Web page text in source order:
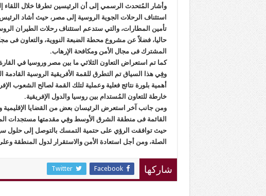
وأشار المُتحدث الرسمي إلى أن الرئيسين تطرقا خلال اللقاء
استئناف الرحلات الجوية الروسية إلى مصر، حيث أشاد
تأمين المطارات، والتي ستدعم استئناف رحلات الطيران
حاليا، فضلاً عن مشروع محطة الضبعة النووية، والتعاون فى
المشترك فى مجال الأمن ومكافحة الإرهاب.
كما تم استعراض التعاون الثلاثي ما بين مصر وروسيا في
وفِي هذا السياق تم التطرق للقمة الأفريقية الروسية
أهمية بلورة نتائج فعلية وعملية لتلك القمة لصالح الشعوب
خارطة للتعاون المُستدام بين روسيا والدول الإفريقية.
ومن جانب آخر استعرض الرئيسان بعض من القضايا الإقليمية
القائمة فى منطقة الشرق الأوسط وفِي مقدمتها مستجدات
حيث توافقت الرؤي على حتمية التمسك بالتوصل إلى حلول
الصلة، ومن أجل استعادة الأمن والاستقرار لدول المنطقة
شاركها Facebook
Twitter